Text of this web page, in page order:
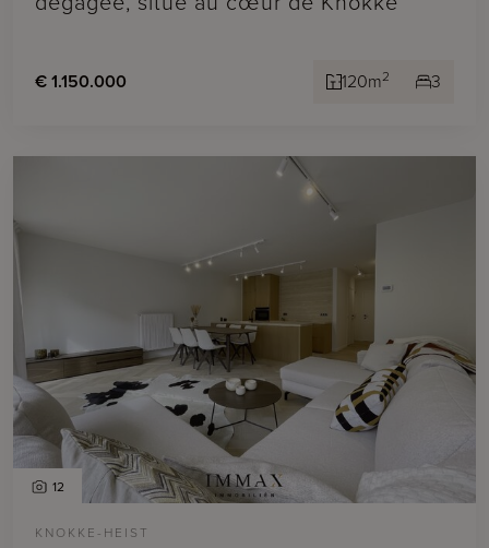
€ 1.150.000 120m2 3
12
KNOKKE-HEIST